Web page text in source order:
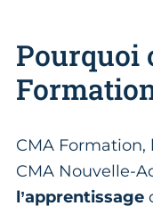
Pourquoi
CMA
CMA Nouvelle-
l’apprentissage